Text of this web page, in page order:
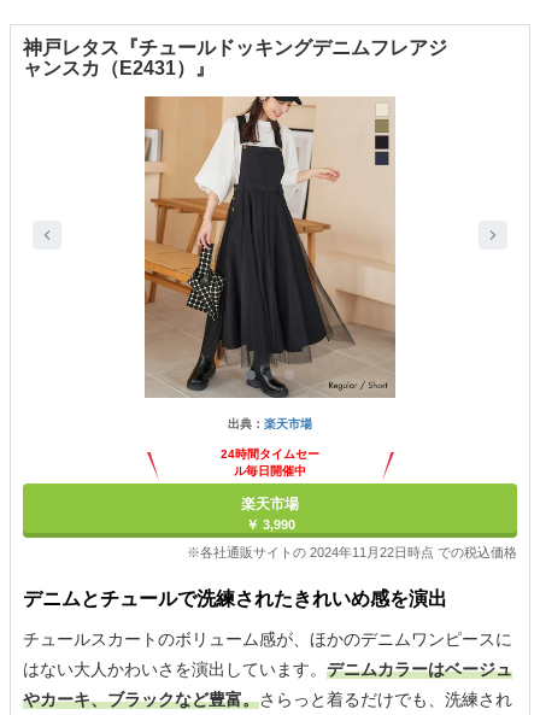
神戸レタス『チュールドッキングデニムフレアジ
ャンスカ（E2431）』
出典： 楽天市場
24時間タイムセー
ル毎日開催中
楽天市場
￥ 3,990
※各社通販サイトの 2024年11月22日時点 での税込価格
デニムとチュールで洗練されたきれいめ感を演出
チュールスカートのボリューム感が、ほかのデニムワンピースに
はない大人かわいさを演出しています。 デニムカラーはベージュ
やカーキ、ブラックなど豊富。さらっと着るだけでも、洗練され